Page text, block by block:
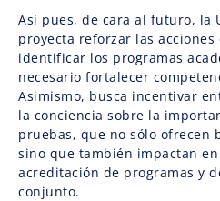
Así pues, de cara al futuro, la
proyecta reforzar las
identificar los programas
necesario fortalecer
Asimismo, busca incentivar
la conciencia sobre la
pruebas, que no sólo ofrecen
sino que también impactan
acreditación de programas y
conjunto.